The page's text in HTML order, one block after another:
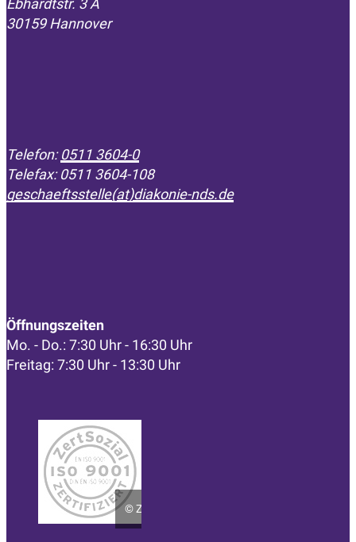
30159 Hannover
Telefon:0511 3604-0
Telefax: 0511 3604-108
geschaeftsstelle(at)diakonie-nds.de
Öffnungszeiten
Mo. - Do.: 7:30 Uhr - 16:30 Uhr
Freitag: 7:30 Uhr - 13:30 Uhr
©ZertSozial